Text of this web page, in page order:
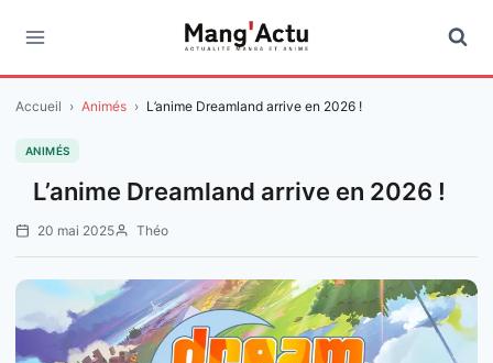
contenu
Accueil › Animés › L’anime Dreamland arrive en 2026 !
ANIMÉS
L’anime Dreamland arrive en 2026 !
20 mai 2025 Théo